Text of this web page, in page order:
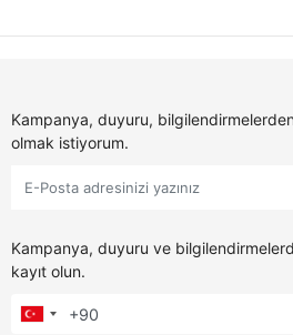
Kampanya, duyuru,
olmak istiyorum.
Kampanya, duyuru ve
kayıt olun.